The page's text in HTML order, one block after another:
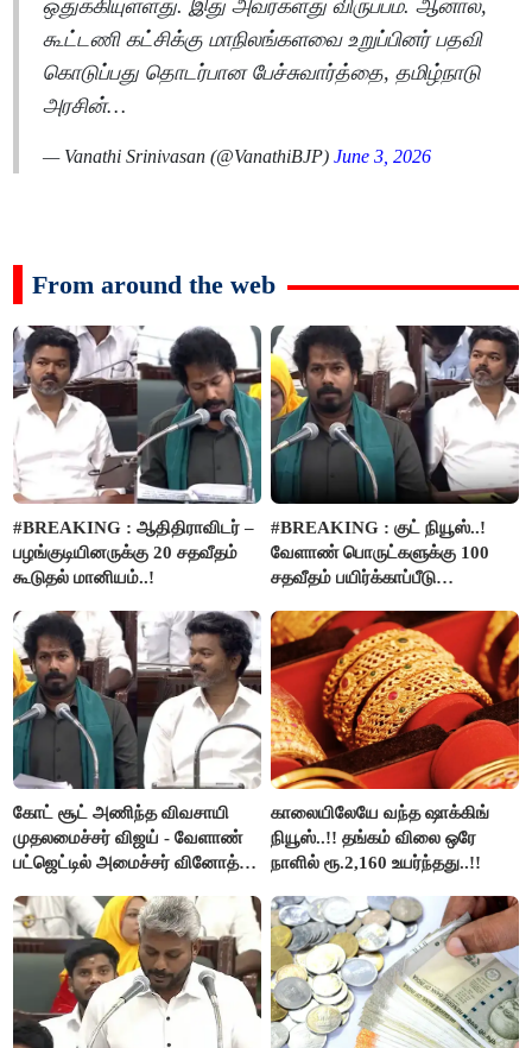
ஒதுக்கியுள்ளது. இது அவர்களது விருப்பம். ஆனால்,
கூட்டணி கட்சிக்கு மாநிலங்களவை உறுப்பினர் பதவி
கொடுப்பது தொடர்பான பேச்சுவார்த்தை, தமிழ்நாடு
அரசின்…
— Vanathi Srinivasan (@VanathiBJP)June 3, 2026
From around the web
#BREAKING : ஆதிதிராவிடர் –
பழங்குடியினருக்கு 20 சதவீதம்
கூடுதல் மானியம்..!
#BREAKING : குட் நியூஸ்..!
வேளாண் பொருட்களுக்கு 100
சதவீதம் பயிர்க்காப்பீடு
வினோத்..!
கோட் சூட் அணிந்த விவசாயி
முதலமைச்சர் விஜய் - வேளாண்
பட்ஜெட்டில் அமைச்சர் வினோத்
காலையிலேயே வந்த ஷாக்கிங்
நியூஸ்..!! தங்கம் விலை ஒரே
நாளில் ரூ.2,160 உயர்ந்தது..!!